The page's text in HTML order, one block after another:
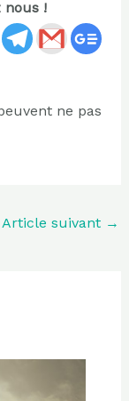
nous !
ne pas
Article suivant →